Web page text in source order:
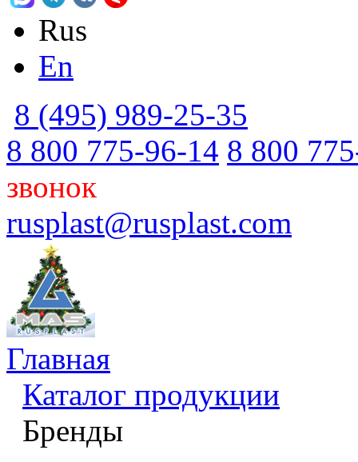
Rus
En
8 (495) 989-25-35
8 800 775-96-14 8 800
звонок
rusplast@rusplast.com
Главная
Каталог продукции
Бренды